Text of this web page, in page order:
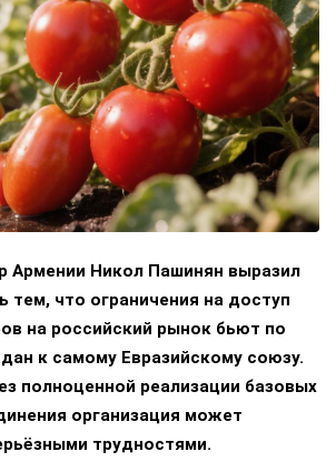
Армении Никол Пашинян выразил
тем, что ограничения на доступ
на российский рынок бьют по
к самому Евразийскому союзу.
полноценной реализации базовых
организация может
трудностями.